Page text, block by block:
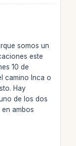
somos un
este
10 de
camino Inca o
Hay
de los dos
ambos